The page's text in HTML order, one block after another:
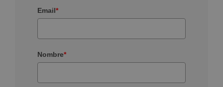
Email*
Nombre*